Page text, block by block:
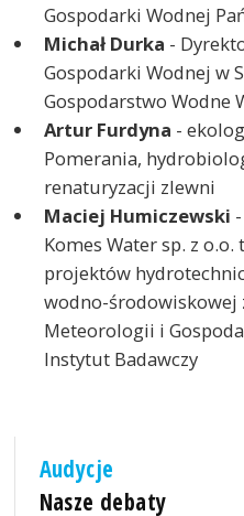
Gospodarki Wodnej
Michał Durka -
Gospodarki Wodnej w
Gospodarstwo Wodne
Artur Furdyna -
Pomerania,
renaturyzacji zlewni
Maciej Humiczewski
Komes Water sp. z
projektów
wodno-środowiskowej
Meteorologii i
Instytut Badawczy
Audycje
Nasze debaty